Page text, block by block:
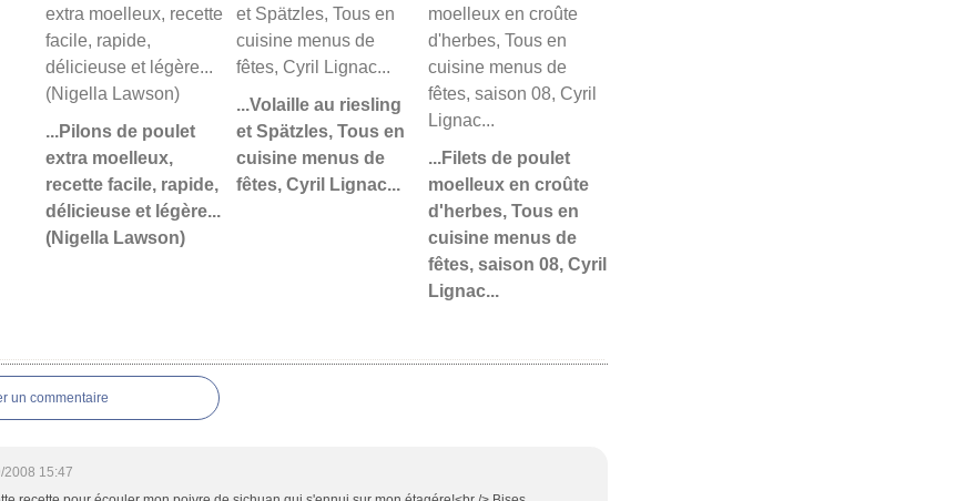
...Pilons de poulet
extra moelleux,
recette facile, rapide,
délicieuse et légère...
(Nigella Lawson)
...Volaille au riesling
et Spätzles, Tous en
cuisine menus de
fêtes, Cyril Lignac...
...Filets de poulet
moelleux en croûte
d'herbes, Tous en
cuisine menus de
fêtes, saison 08, Cyril
Lignac...
un commentaire
2008 15:47